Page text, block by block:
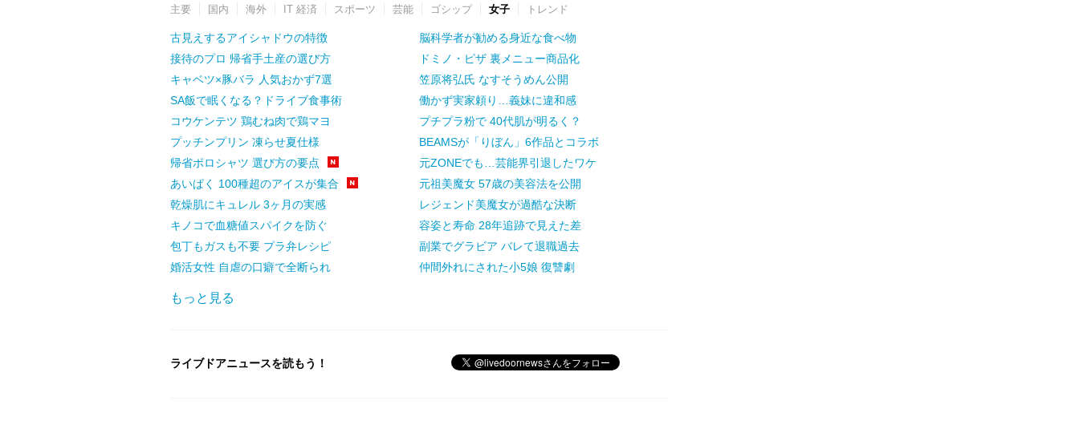
主要 国内 海外 IT 経済 スポーツ 芸能 ゴシップ 女子 トレンド
古見えするアイシャドウの特徴
接待のプロ 帰省手土産の選び方
キャベツ×豚バラ 人気おかず7選
SA飯で眠くなる？ドライブ食事術
コウケンテツ 鶏むね肉で鶏マヨ
プッチンプリン 凍らせ夏仕様
帰省ポロシャツ 選び方の要点
あいぱく 100種超のアイスが集合
乾燥肌にキュレル 3ヶ月の実感
キノコで血糖値スパイクを防ぐ
包丁もガスも不要 プラ弁レシピ
婚活女性 自虐の口癖で全断られ
脳科学者が勧める身近な食べ物
ドミノ・ピザ 裏メニュー商品化
笠原将弘氏 なすそうめん公開
働かず実家頼り…義妹に違和感
プチプラ粉で 40代肌が明るく？
BEAMSが「りぼん」6作品とコラボ
元ZONEでも…芸能界引退したワケ
元祖美魔女 57歳の美容法を公開
レジェンド美魔女が過酷な決断
容姿と寿命 28年追跡で見えた差
副業でグラビア バレて退職過去
仲間外れにされた小5娘 復讐劇
もっと見る
ライブドアニュースを読もう！